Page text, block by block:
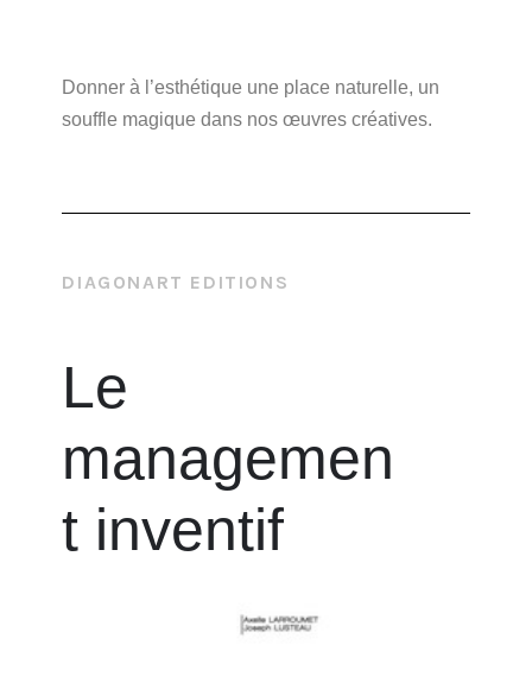
Donner à l’esthétique une place naturelle, un
souffle magique dans nos œuvres créatives.
DIAGONART EDITIONS
Le
managemen
t inventif